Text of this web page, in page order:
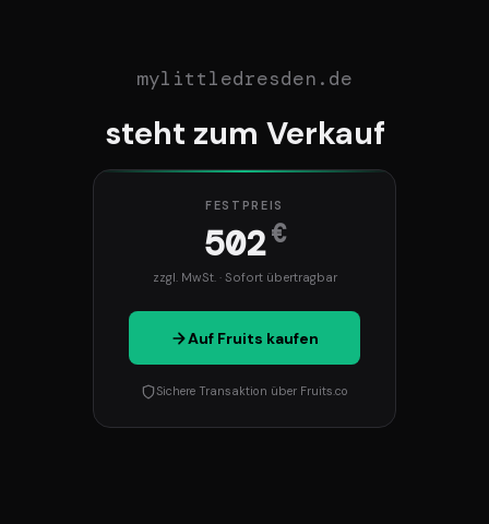
mylittledresden.de
steht zum Verkauf
FESTPREIS
502€
zzgl. MwSt. · Sofort übertragbar
Auf Fruits kaufen
Sichere Transaktion über Fruits.co